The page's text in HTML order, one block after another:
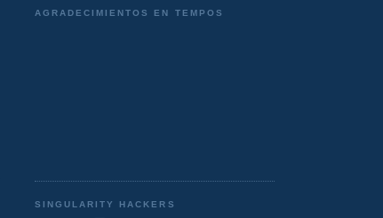
AGRADECIMIENTOS EN TEMPOS
SINGULARITY HACKERS